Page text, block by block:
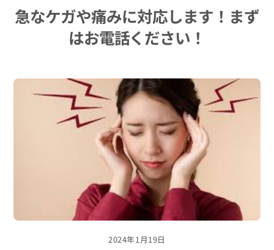
急なケガや痛みに対応します！まず
はお電話ください！
2024年1月19日